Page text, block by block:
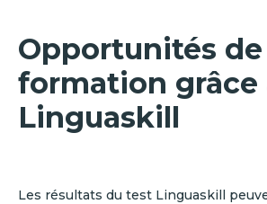
Opportunités de
formation grâce
Linguaskill
Les résultats du test Linguaskill